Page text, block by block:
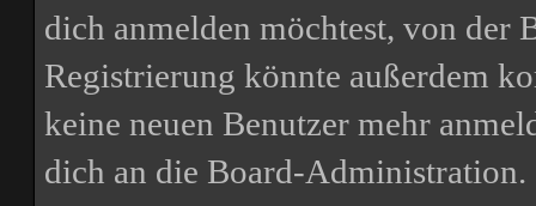
dich anmelden möchtest, von
Registrierung könnte außerdem
keine neuen Benutzer mehr
dich an die Board-Administration.